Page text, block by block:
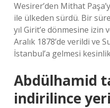
Wesirer’den Mithat
ile ülkeden sürdü. Bir
yıl Girit’e dönmesine izin
Aralık 1878’de verildi ve
İstanbul’a gelmesi
Abdülhamid
indirilince